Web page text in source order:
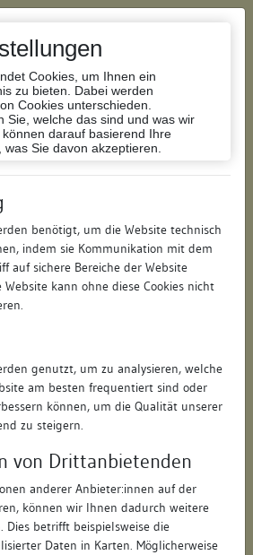
Cookies, um Ihnen ein
zu bieten. Dabei werden
Cookies unterschieden.
Sie, welche das sind und was wir
darauf basierend Ihre
Sie davon akzeptieren.
benötigt, um die Website technisch
indem sie Kommunikation mit dem
auf sichere Bereiche der Website
kann ohne diese Cookies nicht
genutzt, um zu analysieren, welche
am besten frequentiert sind oder
können, um die Qualität unserer
zu steigern.
von Drittanbietenden
anderer Anbieter:innen auf der
können wir Ihnen dadurch weitere
Dies betrifft beispielsweise die
Daten in Karten. Möglicherweise
Restaurierung
04.05.2016
und Restaurierung
Als PDF herunterladen:
Schulbrunnengasse
1
74354
Besigheim
Stuttgart